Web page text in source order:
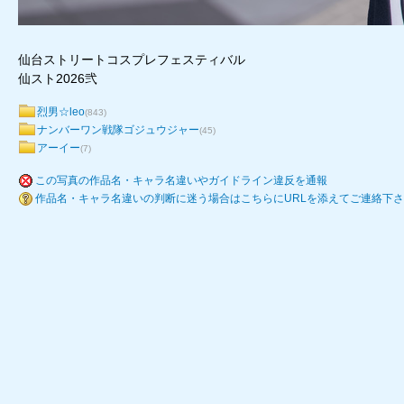
仙台ストリートコスプレフェスティバル
仙スト2026弐
烈男☆leo(843)
ナンバーワン戦隊ゴジュウジャー(45)
アーイー(7)
この写真の作品名・キャラ名違いやガイドライン違反を通報
作品名・キャラ名違いの判断に迷う場合はこちらにURLを添えてご連絡下